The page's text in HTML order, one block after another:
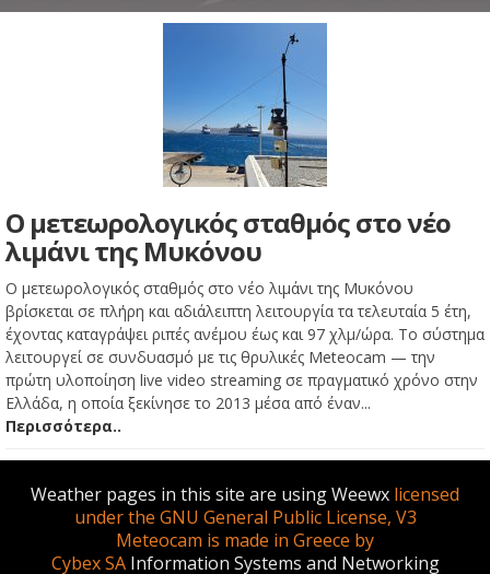
Ο μετεωρολογικός σταθμός στο νέο
λιμάνι της Μυκόνου
Ο μετεωρολογικός σταθμός στο νέο λιμάνι της Μυκόνου
βρίσκεται σε πλήρη και αδιάλειπτη λειτουργία τα τελευταία 5 έτη,
έχοντας καταγράψει ριπές ανέμου έως και 97 χλμ/ώρα. Το σύστημα
λειτουργεί σε συνδυασμό με τις θρυλικές Meteocam — την
πρώτη υλοποίηση live video streaming σε πραγματικό χρόνο στην
Ελλάδα, η οποία ξεκίνησε το 2013 μέσα από έναν...
Περισσότερα..
Weather pages in this site are using Weewx licensed
under the GNU General Public License, V3
Meteocam is made in Greece by
Cybex SAInformation Systems and Networking